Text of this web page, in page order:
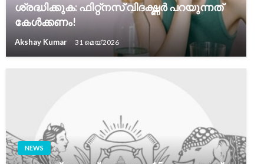
ശ്രദ്ധിക്കുക: ഫിറ്റ്‌നസ് വിദഗ്ദ്ധർ പറയുന്നത്
കേൾക്കണം!
Akshay Kumar 31 മെയ്‌ 2026
NEWS